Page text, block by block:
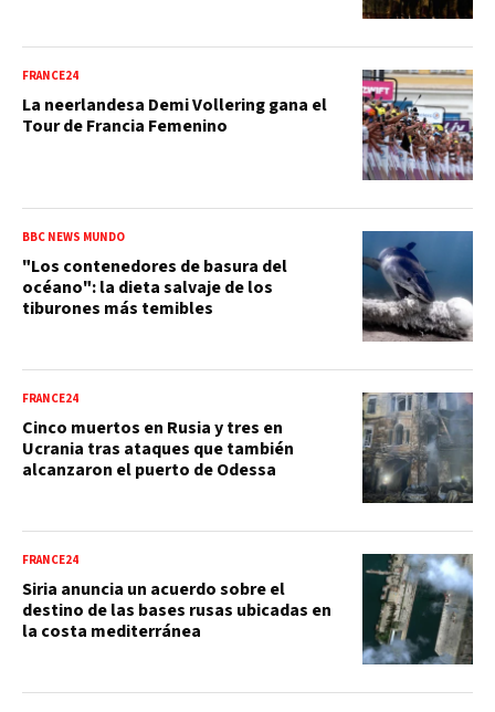
FRANCE24
La neerlandesa Demi Vollering gana el
Tour de Francia Femenino
BBC NEWS MUNDO
"Los contenedores de basura del
océano": la dieta salvaje de los
tiburones más temibles
FRANCE24
Cinco muertos en Rusia y tres en
Ucrania tras ataques que también
alcanzaron el puerto de Odessa
FRANCE24
Siria anuncia un acuerdo sobre el
destino de las bases rusas ubicadas en
la costa mediterránea